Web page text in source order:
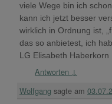
viele Wege bin ich
kann ich jetzt besser
wirklich in Ordnung ist,
das so anbietest, ich
LG Elisabeth Haberkorn
Antworten ↓
Wolfgang sagte am